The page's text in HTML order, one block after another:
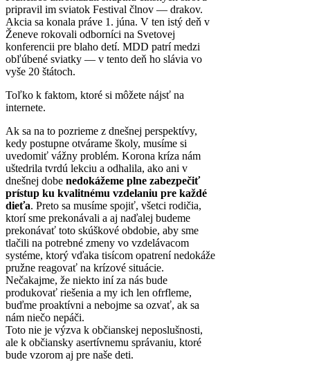
pripravil im sviatok Festival člnov — drakov.
Akcia sa konala práve 1. júna. V ten istý deň v
Ženeve rokovali odborníci na Svetovej
konferencii pre blaho detí. MDD patrí medzi
obľúbené sviatky — v tento deň ho slávia vo
vyše 20 štátoch.
Toľko k faktom, ktoré si môžete nájsť na
internete.
Ak sa na to pozrieme z dnešnej perspektívy,
kedy postupne otvárame školy, musíme si
uvedomiť vážny problém. Korona kríza nám
uštedrila tvrdú lekciu a odhalila, ako ani v
dnešnej dobe nedokážeme plne zabezpečiť
prístup ku kvalitnému vzdelaniu pre každé
dieťa. Preto sa musíme spojiť, všetci rodičia,
ktorí sme prekonávali a aj naďalej budeme
prekonávať toto skúškové obdobie, aby sme
tlačili na potrebné zmeny vo vzdelávacom
systéme, ktorý vďaka tisícom opatrení nedokáže
pružne reagovať na krízové situácie.
Nečakajme, že niekto iní za nás bude
produkovať riešenia a my ich len ofrfleme,
buďme proaktívni a nebojme sa ozvať, ak sa
nám niečo nepáči.
Toto nie je výzva k občianskej neposlušnosti,
ale k občiansky asertívnemu správaniu, ktoré
bude vzorom aj pre naše deti.